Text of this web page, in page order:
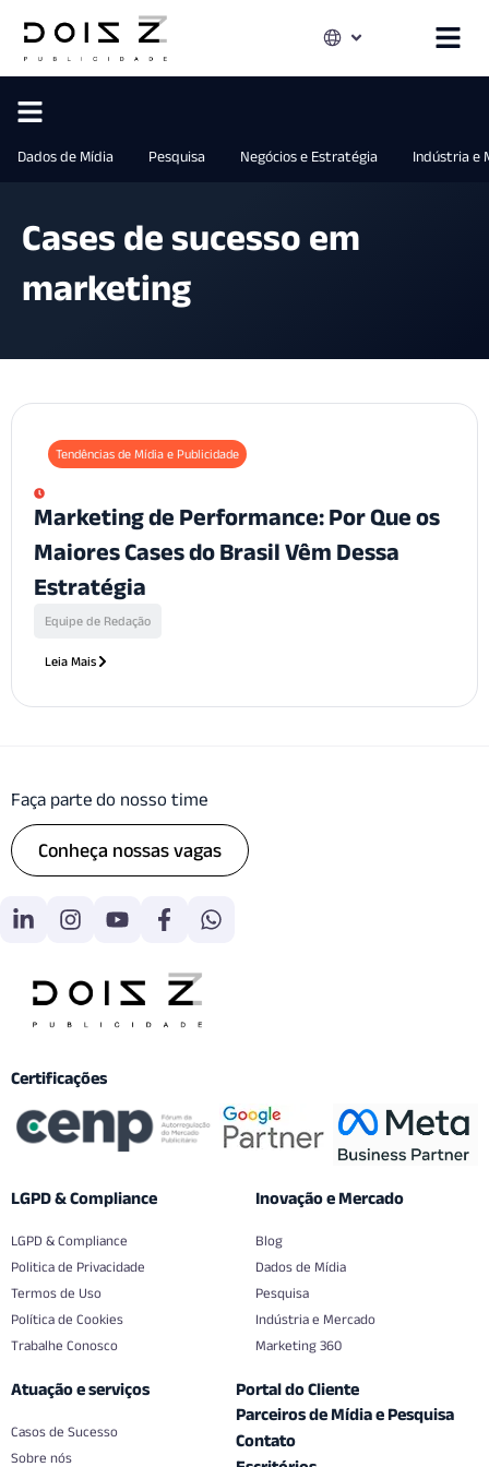
Dados de Mídia Pesquisa Negócios e Estratégia Indústria e
Cases de sucesso em
marketing
Tendências de Mídia e Publicidade
Marketing de Performance: Por Que os
Maiores Cases do Brasil Vêm Dessa
Estratégia
Equipe de Redação
Leia Mais
Faça parte do nosso time
Conheça nossas vagas
Certificações
LGPD & Compliance
LGPD & Compliance
Politica de Privacidade
Termos de Uso
Política de Cookies
Trabalhe Conosco
Inovação e Mercado
Blog
Dados de Mídia
Pesquisa
Indústria e Mercado
Marketing 360
Atuação e serviços
Casos de Sucesso
Sobre nós
Portal do Cliente
Parceiros de Mídia e Pesquisa
Contato